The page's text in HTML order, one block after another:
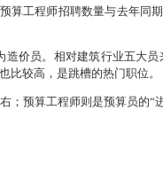
预算工程师招聘数量与去年同
价员。相对建筑行业五大
比较高，是跳槽的热门职位。
；预算工程师则是预算员的“